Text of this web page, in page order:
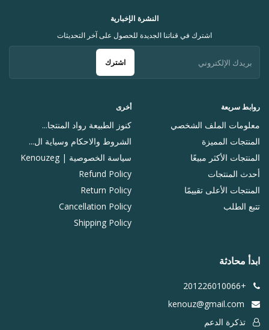
روابط سريعة
معلومات الملف الشخصي
المنتجات المميزة
المنتجات الأكثر مبيعًا
أحدث المنتجات
المنتجات الأعلى تقييمًا
تتبع الطلب
أخرى
كنوز الطبيعة رواد المنتجا...
الشروط والاحكام وسياية ال...
سياسة الخصوصية | Kenouzeg
Refund Policy
Return Policy
Cancellation Policy
Shipping Policy
النشرة الإخبارية
اشترك في قناتنا الجديدة للحصول على آخر التحديثات
اشترك
ابدأ محادثة
+201226010066
تذكرة الدعم